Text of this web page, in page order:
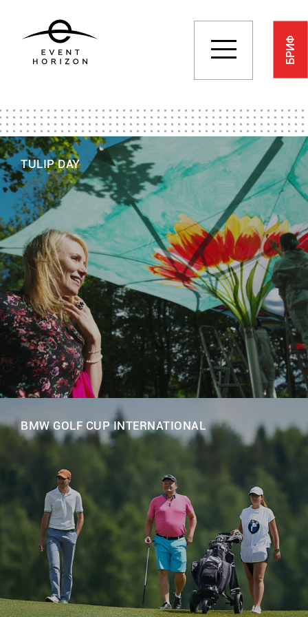
БРИФ
TULIP DAY
BMW GOLF CUP INTERNATIONAL